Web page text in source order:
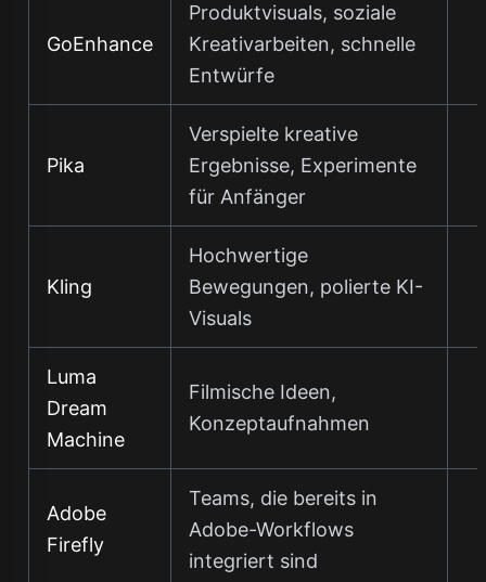
GoEnhance
Produktvisuals, soziale
Kreativarbeiten, schnelle
Entwürfe
Pika
Verspielte kreative
Ergebnisse, Experimente
für Anfänger
Kling
Hochwertige
Bewegungen, polierte KI-
Visuals
Luma
Dream
Machine
Filmische Ideen,
Konzeptaufnahmen
Adobe
Firefly
Teams, die bereits in
Adobe-Workflows
integriert sind